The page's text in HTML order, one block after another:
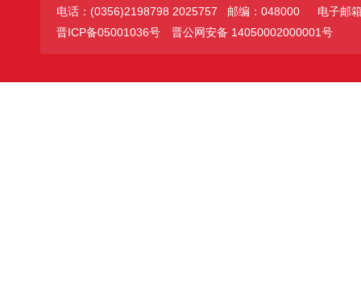
电话：(0356)2198798 2025757 邮编：048000
电子邮
晋ICP备05001036号
晋公网安备 14050002000001号